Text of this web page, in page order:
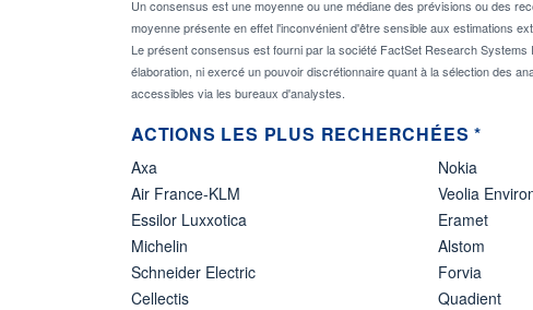
Un consensus est une moyenne ou une médiane des prévisions ou des
moyenne présente en effet l'inconvénient d'être sensible aux estimations
Le présent consensus est fourni par la société FactSet Research
élaboration, ni exercé un pouvoir discrétionnaire quant à la sélection des
accessibles via les bureaux d'analystes.
ACTIONS LES PLUS RECHERCHÉES *
Axa
Air France-KLM
Essilor Luxxotica
Michelin
Schneider Electric
Cellectis
Nokia
Veolia
Eramet
Alstom
Forvia
Quadient